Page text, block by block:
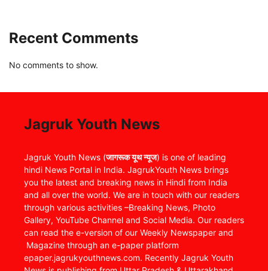
Recent Comments
No comments to show.
Jagruk Youth News
Jagruk Youth News (जागरूक यूथ न्यूज) is one of leading
hindi News Portal in India. JagrukYouth News brings
you the latest and breaking news in Hindi from India
and all over the world. We are in touch with our readers
through various activities –Breaking News, Photo
Gallery, YouTube Channel and Social Media. Our readers
can read the e-version of our Weekly Newspaper and
Magazine through an e-paper platform
epaper.jagrukyouthnews.com. Recently Jagruk Youth